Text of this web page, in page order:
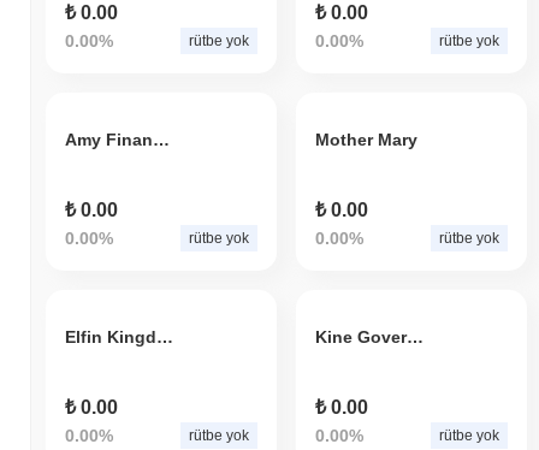
₺ 0.00
0.00% rütbe yok
₺ 0.00
0.00% rütbe yok
Amy Finance Token
₺ 0.00
0.00% rütbe yok
Mother Mary
₺ 0.00
0.00% rütbe yok
Elfin Kingdom
₺ 0.00
0.00% rütbe yok
Kine Governance Token
₺ 0.00
0.00% rütbe yok